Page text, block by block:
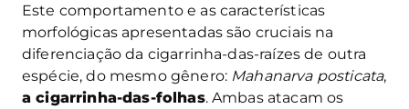
Este comportamento e as características
morfológicas apresentadas são cruciais na
diferenciação da cigarrinha-das-raízes de outra
espécie, do mesmo gênero: Mahanarva posticata,
a cigarrinha-das-folhas. Ambas atacam os